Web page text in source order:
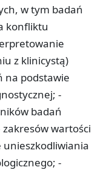
w tym badań
konfliktu
z klinicystą)
na podstawie
-
badań
wartości
-